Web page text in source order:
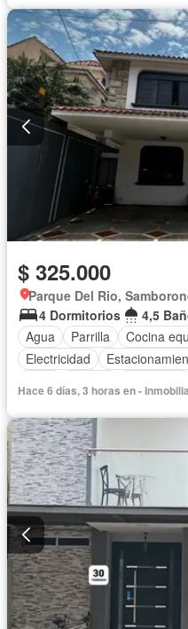
$ 325.000
Parque Del Rio,
4 Dormitorios
4,5
Agua
Parrilla Cocina
Electricidad
Hace 6 días, 3 horas en -